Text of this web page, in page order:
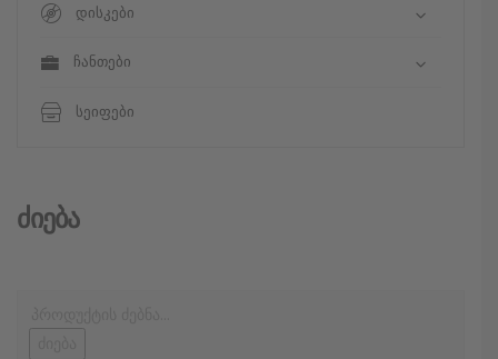
დისკები
ჩანთები
სეიფები
Ძიება